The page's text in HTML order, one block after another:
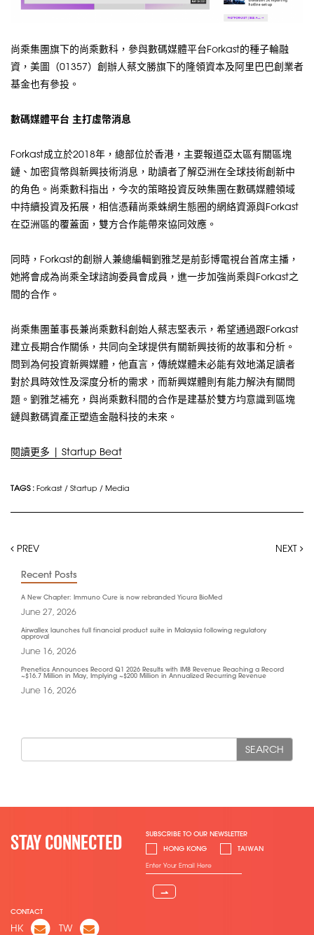
尚乘集團旗下的尚乘數科，參與數碼媒體平台Forkast的種子輪融
資，美圖（01357）創辦人蔡文勝旗下的隆領資本及阿里巴巴創業者
基金也有參投。
數碼媒體平台 主打虛幣消息
Forkast成立於2018年，總部位於香港，主要報道亞太區有關區塊
鏈、加密貨幣與新興技術消息，助讀者了解亞洲在全球技術創新中
的角色。尚乘數科指出，今次的策略投資反映集團在數碼媒體領域
中持續投資及拓展，相信憑藉尚乘蛛網生態圈的網絡資源與Forkast
在亞洲區的覆蓋面，雙方合作能帶來協同效應。
同時，Forkast的創辦人兼總編輯劉雅芝是前彭博電視台首席主播，
她將會成為尚乘全球諮詢委員會成員，進一步加強尚乘與Forkast之
間的合作。
尚乘集團董事長兼尚乘數科創始人蔡志堅表示，希望通過跟Forkast
建立長期合作關係，共同向全球提供有關新興技術的故事和分析。
問到為何投資新興媒體，他直言，傳統媒體未必能有效地滿足讀者
對於具時效性及深度分析的需求，而新興媒體則有能力解決有關問
題。劉雅芝補充，與尚乘數科間的合作是建基於雙方均意識到區塊
鏈與數碼資產正塑造金融科技的未來。
閱讀更多 | Startup Beat
TAGS : Forkast / Startup / Media
PREV NEXT
Recent Posts
A New Chapter: Immuno Cure is now rebranded Yicura BioMed
June 27, 2026
Airwallex launches full financial product suite in Malaysia following regulatory
approval
June 16, 2026
Prenetics Announces Record Q1 2026 Results with IM8 Revenue Reaching a Record
~$16.7 Million in May, Implying ~$200 Million in Annualized Recurring Revenue
June 16, 2026
SEARCH
STAY CONNECTED
SUBSCRIBE TO OUR NEWSLETTER
HONG KONG
TAIWAN
⇀
CONTACT
HK TW